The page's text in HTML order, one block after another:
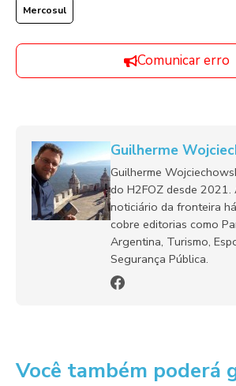
Mercosul
Comunicar erro
Guilherme
Guilherme
do H2FOZ desde 2021.
noticiário da fronteira
cobre editorias como
Argentina, Turismo,
Segurança Pública.
Você também poderá